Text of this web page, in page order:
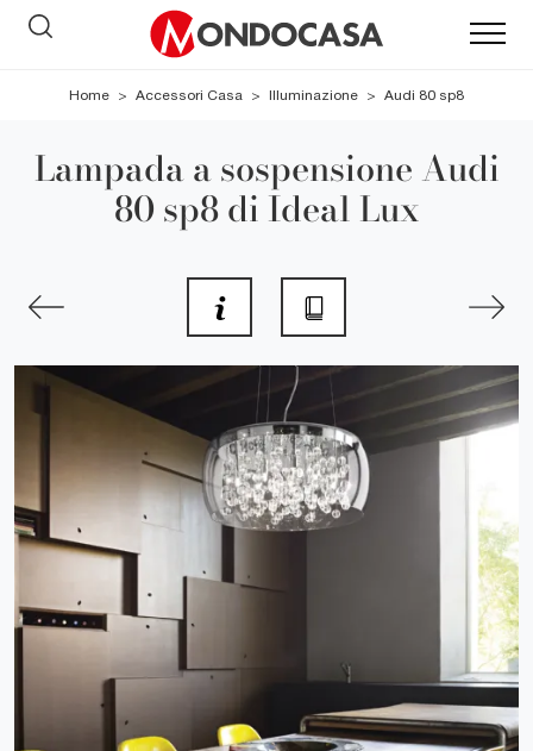
Home > Accessori Casa > Illuminazione > Audi 80 sp8
Lampada a sospensione Audi
80 sp8 di Ideal Lux